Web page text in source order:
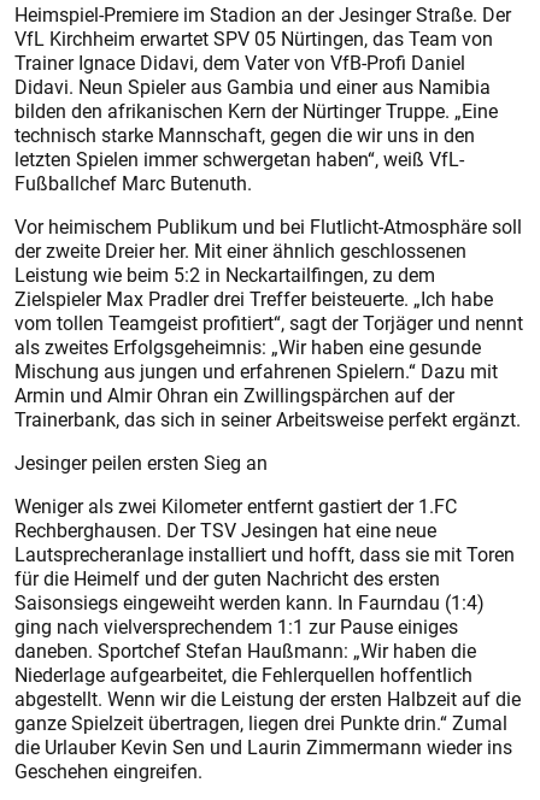
Heimspiel-Premiere im Stadion an der Jesinger Straße. Der
VfL Kirchheim erwartet SPV 05 Nürtingen, das Team von
Trainer Ignace Didavi, dem Vater von VfB-Profi Daniel
Didavi. Neun Spieler aus Gambia und einer aus Namibia
bilden den afrikanischen Kern der Nürtinger Truppe. „Eine
technisch starke Mannschaft, gegen die wir uns in den
letzten Spielen immer schwergetan haben“, weiß VfL-
Fußballchef Marc Butenuth.
Vor heimischem Publikum und bei Flutlicht-Atmosphäre soll
der zweite Dreier her. Mit einer ähnlich geschlossenen
Leistung wie beim 5:2 in Neckartailfingen, zu dem
Zielspieler Max Pradler drei Treffer beisteuerte. „Ich habe
vom tollen Teamgeist profitiert“, sagt der Torjäger und nennt
als zweites Erfolgsgeheimnis: „Wir haben eine gesunde
Mischung aus jungen und erfahrenen Spielern.“ Dazu mit
Armin und Almir Ohran ein Zwillingspärchen auf der
Trainerbank, das sich in seiner Arbeitsweise perfekt ergänzt.
Jesinger peilen ersten Sieg an
Weniger als zwei Kilometer entfernt gastiert der 1.FC
Rechberghausen. Der TSV Jesingen hat eine neue
Lautsprecheranlage installiert und hofft, dass sie mit Toren
für die Heimelf und der guten Nachricht des ersten
Saisonsiegs eingeweiht werden kann. In Faurndau (1:4)
ging nach vielversprechendem 1:1 zur Pause einiges
daneben. Sportchef Stefan Haußmann: „Wir haben die
Niederlage aufgearbeitet, die Fehlerquellen hoffentlich
abgestellt. Wenn wir die Leistung der ersten Halbzeit auf die
ganze Spielzeit übertragen, liegen drei Punkte drin.“ Zumal
die Urlauber Kevin Sen und Laurin Zimmermann wieder ins
Geschehen eingreifen.